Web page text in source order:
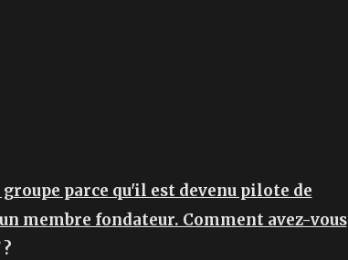
parce qu'il est devenu pilote de
membre fondateur. Comment avez-vous
?